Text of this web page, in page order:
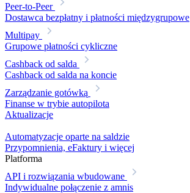
Peer-to-Peer
Dostawca bezpłatny i płatności międzygrupowe
Multipay
Grupowe płatności cykliczne
Cashback od salda
Cashback od salda na koncie
Zarządzanie gotówką
Finanse w trybie autopilota
Aktualizacje
Automatyzacje oparte na saldzie
Przypomnienia, eFaktury i więcej
Platforma
API i rozwiązania wbudowane
Indywidualne połączenie z amnis